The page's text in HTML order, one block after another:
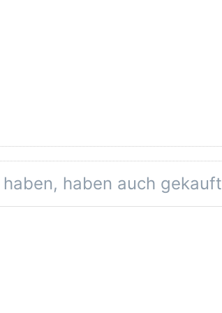
haben auch gekauft